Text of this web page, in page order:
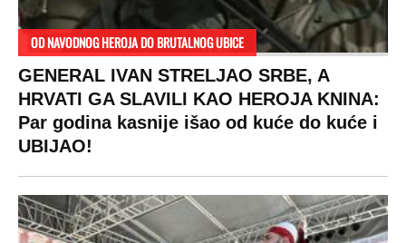
OD NAVODNOG HEROJA DO BRUTALNOG UBICE
GENERAL IVAN STRELJAO SRBE, A
HRVATI GA SLAVILI KAO HEROJA KNINA:
Par godina kasnije išao od kuće do kuće i
UBIJAO!